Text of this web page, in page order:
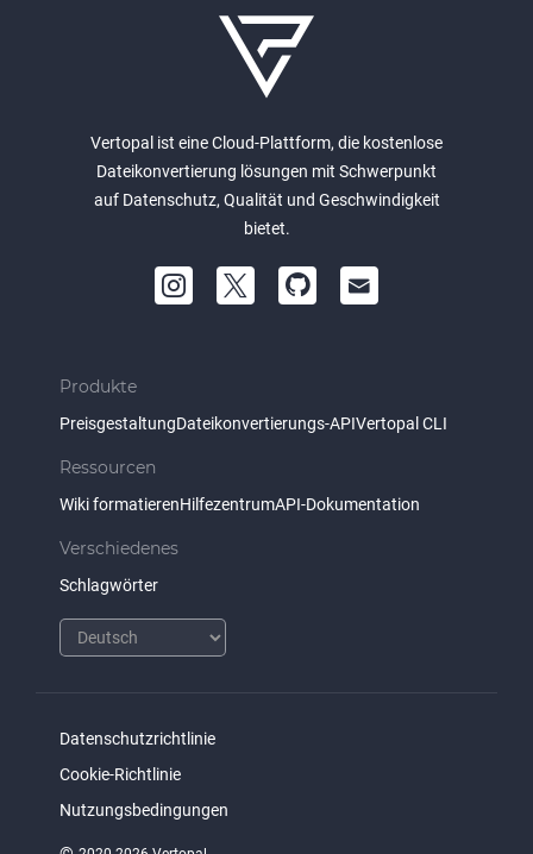
Vertopal ist eine Cloud-Plattform, die kostenlose
Dateikonvertierung lösungen mit Schwerpunkt
auf Datenschutz, Qualität und Geschwindigkeit
bietet.
Produkte
PreisgestaltungDateikonvertierungs-APIVertopal CLI
Ressourcen
Wiki formatierenHilfezentrumAPI-Dokumentation
Verschiedenes
Schlagwörter
Datenschutzrichtlinie
Cookie-Richtlinie
Nutzungsbedingungen